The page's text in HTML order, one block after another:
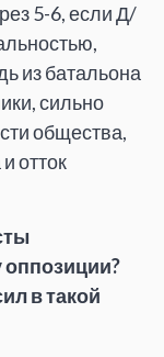
5-6, если Д/
из батальона
сильно
общества,
отток
в такой